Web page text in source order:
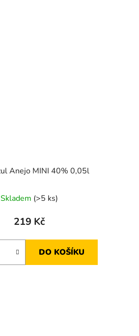
Anejo MINI 40% 0,05l
Skladem (>5 ks)
219 Kč
DO KOŠÍKU